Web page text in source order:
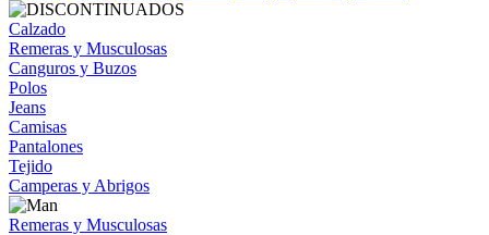
Calzado
Remeras y Musculosas
Canguros y Buzos
Polos
Jeans
Camisas
Pantalones
Tejido
Camperas y Abrigos
Remeras y Musculosas